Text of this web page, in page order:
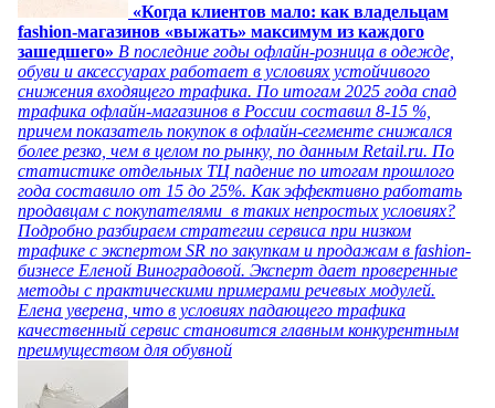
«Когда клиентов мало: как владельцам
fashion-магазинов «выжать» максимум из каждого
зашедшего» В последние годы офлайн-розница в одежде,
обуви и аксессуарах работает в условиях устойчивого
снижения входящего трафика. По итогам 2025 года спад
трафика офлайн-магазинов в России составил 8-15 %,
причем показатель покупок в офлайн-сегменте снижался
более резко, чем в целом по рынку, по данным Retail.ru. По
статистике отдельных ТЦ падение по итогам прошлого
года составило от 15 до 25%. Как эффективно работать
продавцам с покупателями в таких непростых условиях?
Подробно разбираем стратегии сервиса при низком
трафике с экспертом SR по закупкам и продажам в fashion-
бизнесе Еленой Виноградовой. Эксперт дает проверенные
методы с практическими примерами речевых модулей.
Елена уверена, что в условиях падающего трафика
качественный сервис становится главным конкурентным
преимуществом для обувной